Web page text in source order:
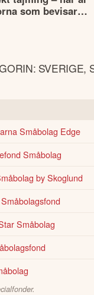
som bevisar
SVERIGE,
Småbolag Edge
Småbolag
by Skoglund
Småbolag